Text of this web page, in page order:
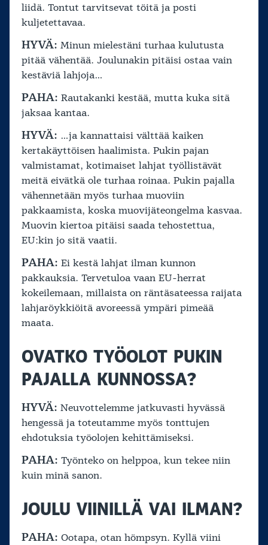
liidä. Tontut tarvitsevat töitä ja posti
kuljetettavaa.
HYVÄ: Minun mielestäni turhaa kulutusta
pitää vähentää. Joulunakin pitäisi ostaa vain
kestäviä lahjoja…
PAHA: Rautakanki kestää, mutta kuka sitä
jaksaa kantaa.
HYVÄ: …ja kannattaisi välttää kaiken
kertakäyttöisen haalimista. Pukin pajan
valmistamat, kotimaiset lahjat työllistävät
meitä eivätkä ole turhaa roinaa. Pukin pajalla
vähennetään myös turhaa muoviin
pakkaamista, koska muovijäteongelma kasvaa.
Muovin kiertoa pitäisi saada tehostettua,
EU:kin jo sitä vaatii.
PAHA: Ei kestä lahjat ilman kunnon
pakkauksia. Tervetuloa vaan EU-herrat
kokeilemaan, millaista on räntäsateessa raijata
lahjaröykkiöitä avoreessä ympäri pimeää
maata.
OVATKO TYÖOLOT PUKIN
PAJALLA KUNNOSSA?
HYVÄ: Neuvottelemme jatkuvasti hyvässä
hengessä ja toteutamme myös tonttujen
ehdotuksia työolojen kehittämiseksi.
PAHA: Työnteko on helppoa, kun tekee niin
kuin minä sanon.
JOULU VIINILLÄ VAI ILMAN?
PAHA: Ootapa, otan hömpsyn. Kyllä viini